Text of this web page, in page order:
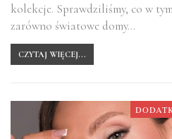
kolekcje. Sprawdziliśmy, co w
zarówno światowe domy…
CZYTAJ WIĘCEJ...